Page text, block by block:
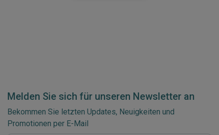
Melden Sie sich für unseren Newsletter an
Bekommen Sie letzten Updates, Neuigkeiten und
Promotionen per E-Mail